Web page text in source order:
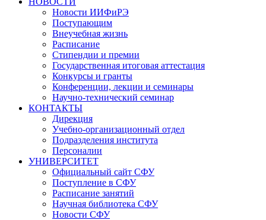
Новости ИИФиРЭ
Поступающим
Внеучебная жизнь
Расписание
Стипендии и премии
Государственная итоговая аттестация
Конкурсы и гранты
Конференции, лекции и семинары
Научно-технический семинар
КОНТАКТЫ
Дирекция
Учебно-организационный отдел
Подразделения института
Персоналии
УНИВЕРСИТЕТ
Официальный сайт СФУ
Поступление в СФУ
Расписание занятий
Научная библиотека СФУ
Новости СФУ